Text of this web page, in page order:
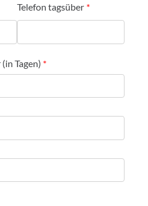
Telefon tagsüber
Tagen)